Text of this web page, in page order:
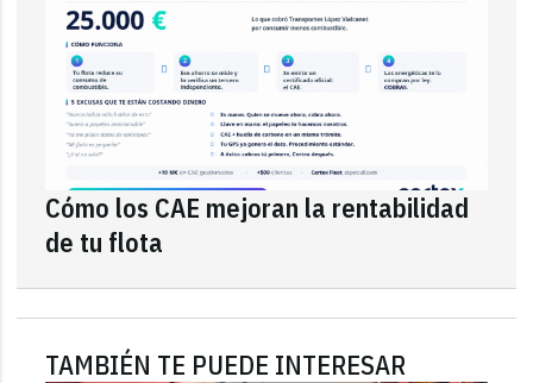
Cómo los CAE mejoran la rentabilidad
de tu flota
TAMBIÉN TE PUEDE INTERESAR